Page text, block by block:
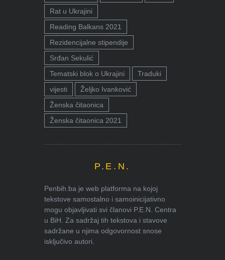
Rat u Ukrajini
Reading Balkans 2021
Rezidencijalne stipendije
Srđan Sekulić
Tematski blok o Ukrajini
Traduki
vijesti
Željko Ivanković
Ženska čitaonica
Ženska čitaonica 2021
P.E.N.
Penbih.ba je web platforma na kojoj
tekstove samostalno i samoinicijativno
mogu objavljivati svi članovi P.E.N. Centra
u BiH. Za sadržaj tih tekstova i stavove
sadržane u njima odgovornost snose
isključivo autori.